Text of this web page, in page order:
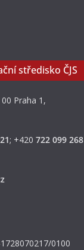
středisko ČJS
Praha 1,
; +420 722 099 268
0100